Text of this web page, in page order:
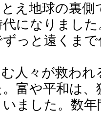
え地球の裏側
になりまし
っと遠くま
々が救われ
富や平和は
ました。数